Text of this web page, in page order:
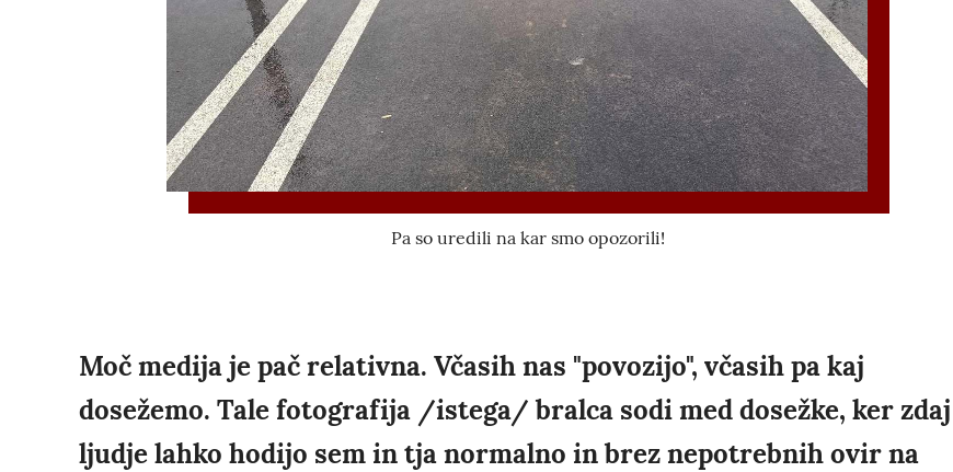
Pa so uredili na kar smo opozorili!
Moč medija je pač relativna. Včasih nas "povozijo", včasih pa kaj
dosežemo. Tale fotografija /istega/ bralca sodi med dosežke, ker zdaj
ljudje lahko hodijo sem in tja normalno in brez nepotrebnih ovir na